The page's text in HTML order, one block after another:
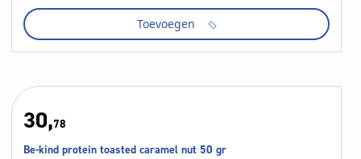
reep
gr
aantal
Toevoegen
30,78
Be-kind protein toasted caramel nut 50 gr